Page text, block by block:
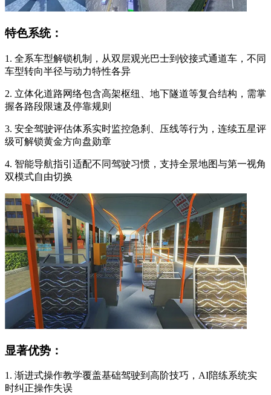
特色系统：
1. 全系车型解锁机制，从双层观光巴士到铰接式通道车，不同
车型转向半径与动力特性各异
2. 立体化道路网络包含高架枢纽、地下隧道等复合结构，需掌
握各路段限速及停靠规则
3. 安全驾驶评估体系实时监控急刹、压线等行为，连续五星评
级可解锁黄金方向盘勋章
4. 智能导航指引适配不同驾驶习惯，支持全景地图与第一视角
双模式自由切换
显著优势：
1. 渐进式操作教学覆盖基础驾驶到高阶技巧，AI陪练系统实
时纠正操作失误